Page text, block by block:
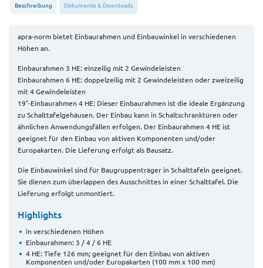
Beschreibung Dokumente & Downloads
apra-norm bietet Einbaurahmen und Einbauwinkel in verschiedenen
Höhen an.
Einbaurahmen 3 HE: einzeilig mit 2 Gewindeleisten
Einbaurahmen 6 HE: doppelzeilig mit 2 Gewindeleisten oder zweizeilig
mit 4 Gewindeleisten
19″-Einbaurahmen 4 HE: Dieser Einbaurahmen ist die ideale Ergänzung
zu Schalttafelgehäusen. Der Einbau kann in Schaltschranktüren oder
ähnlichen Anwendungsfällen erfolgen. Der Einbaurahmen 4 HE ist
geeignet für den Einbau von aktiven Komponenten und/oder
Europakarten. Die Lieferung erfolgt als Bausatz.
Die Einbauwinkel sind für Baugruppenträger in Schalttafeln geeignet.
Sie dienen zum überlappen des Ausschnittes in einer Schalttafel. Die
Lieferung erfolgt unmontiert.
Highlights
in verschiedenen Höhen
Einbaurahmen: 3 / 4 / 6 HE
4 HE: Tiefe 126 mm; geeignet für den Einbau von aktiven
Komponenten und/oder Europakarten (100 mm x 100 mm)